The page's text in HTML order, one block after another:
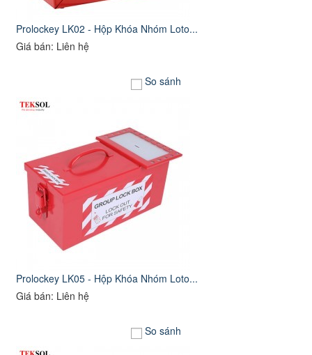
Prolockey LK02 - Hộp Khóa Nhóm Loto...
Giá bán: Liên hệ
So sánh
Prolockey LK05 - Hộp Khóa Nhóm Loto...
Giá bán: Liên hệ
So sánh